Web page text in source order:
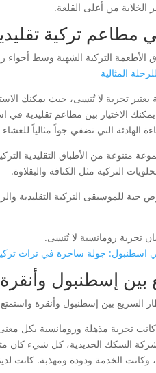
الخلابة من أعلى القلعة.
مطاعم تركية
الأطعمة التركية الشهية وسط أجواء
المثالية
تجربة لا تُنسى، حيث يمكنك
الاختيار بين مطاعم تقليدية
الهادئة التي تضفي جواً مثالياً
من الأطباق التقليدية التركية
التركية مثل الكنافة والبقلاوة.
حية للموسيقى التركية
تجربة رومانسية لا تُنسى.
اسطنبول: جولة ساحرة في تراث
إسطنبول
بين إسطنبول وأنقرة واستمتع
تجربة مذهلة ورومانسية بكل معنى
شركة السكك الحديدية، كل شيء كان
الخدمة ودودة ومهذبة. كانت